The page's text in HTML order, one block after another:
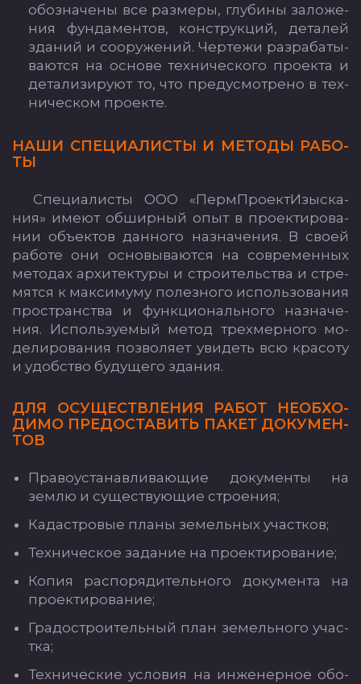
обоз­на­че­ны все раз­ме­ры, глу­би­ны за­ло­же­
ния фун­да­мен­тов, конс­трук­ций, де­та­лей
зда­ний и со­ору­же­ний. Чер­те­жи раз­ра­ба­ты­
ва­ют­ся на ос­но­ве тех­ни­чес­ко­го про­ек­та и
де­та­ли­зи­ру­ют то, что пре­дус­мот­ре­но в тех­
ни­чес­ком про­ек­те.
НА­ШИ СПЕ­ЦИ­АЛИС­ТЫ И МЕ­ТО­ДЫ РА­БО­
ТЫ
Спе­ци­алис­ты О­ОО «Перм­Про­ек­тИ­зыс­ка­
ния» име­ют об­шир­ный опыт в про­ек­ти­ро­ва­
нии объ­ек­тов дан­но­го наз­на­че­ния. В сво­ей
ра­бо­те они ос­но­вы­ва­ют­ся на сов­ре­мен­ных
ме­то­дах ар­хи­тек­ту­ры и стро­итель­ства и стре­
мят­ся к мак­си­му­му по­лез­но­го ис­поль­зо­ва­ния
прос­транс­тва и фун­кци­ональ­но­го наз­на­че­
ния. Ис­поль­зу­емый ме­тод трех­мер­но­го мо­
де­ли­ро­ва­ния поз­во­ля­ет уви­деть всю кра­со­ту
и удобс­тво бу­ду­ще­го зда­ния.
ДЛЯ ОСУ­ЩЕСТ­ВЛЕ­НИЯ РА­БОТ НЕ­ОБ­ХО­
ДИ­МО ПРЕ­ДОС­ТА­ВИТЬ ПА­КЕТ ДО­КУ­МЕН­
ТОВ
Пра­во­ус­та­нав­ли­ва­ющие до­ку­мен­ты на
зем­лю и су­щес­тву­ющие стро­ения;
Ка­дас­тро­вые пла­ны зе­мель­ных учас­тков;
Тех­ни­чес­кое за­да­ние на про­ек­ти­ро­ва­ние;
Ко­пия рас­по­ря­ди­тель­но­го до­ку­мен­та на
про­ек­ти­ро­ва­ние;
Гра­дос­тро­итель­ный план зе­мель­но­го учас­
тка;
Тех­ни­чес­кие ус­ло­вия на ин­же­нер­ное обо­